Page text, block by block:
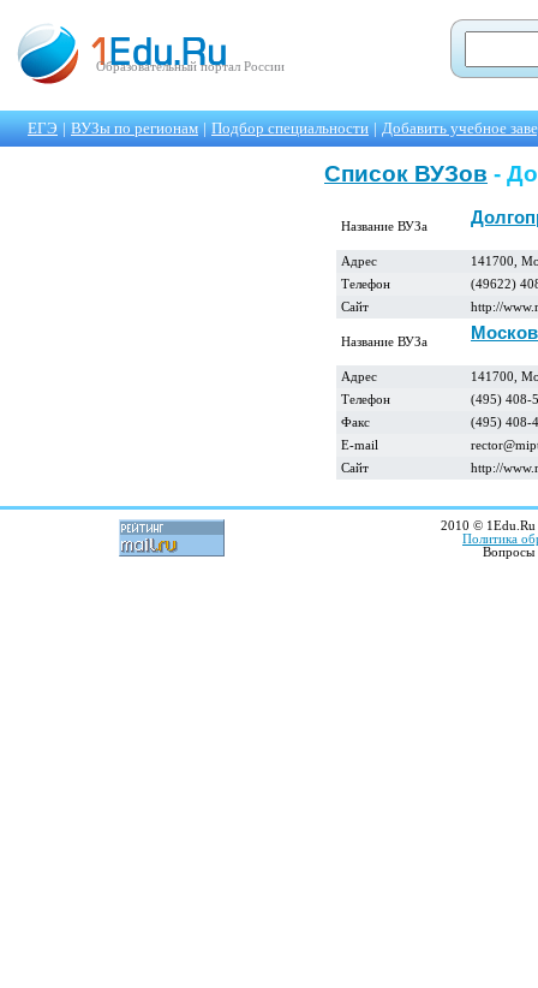
Образовательный портал России
ЕГЭ | ВУЗы по регионам | Подбор специальности | Добавить учебное
Список ВУЗов -
Название ВУЗа
Адрес
141700,
Телефон
(49622)
Сайт
http://
Название ВУЗа
Адрес
141700,
Телефон
(495) 408-
Факс
(495) 408-
E-mail
Сайт
http://
2010 © 1Edu.Ru
Политика
Вопросы